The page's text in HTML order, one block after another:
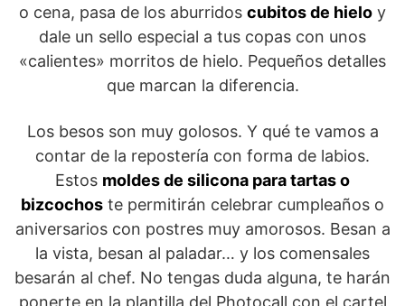
o cena, pasa de los aburridos cubitos de hielo y
dale un sello especial a tus copas con unos
«calientes» morritos de hielo. Pequeños detalles
que marcan la diferencia.
Los besos son muy golosos. Y qué te vamos a
contar de la repostería con forma de labios.
Estos moldes de silicona para tartas o
bizcochos te permitirán celebrar cumpleaños o
aniversarios con postres muy amorosos. Besan a
la vista, besan al paladar… y los comensales
besarán al chef. No tengas duda alguna, te harán